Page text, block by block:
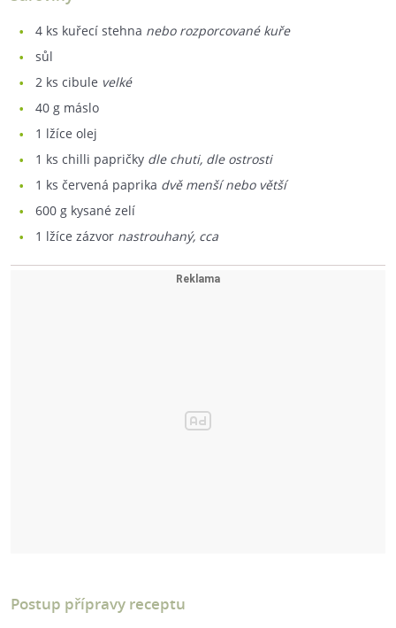
4 ks kuřecí stehna nebo rozporcované kuře
sůl
2 ks cibule velké
40 g máslo
1 lžíce olej
1 ks chilli papričky dle chuti, dle ostrosti
1 ks červená paprika dvě menší nebo větší
600 g kysané zelí
1 lžíce zázvor nastrouhaný, cca
Postup přípravy receptu